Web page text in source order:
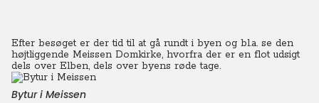
Efter besøget er der tid til at gå rundt i byen og bl.a. se den
højtliggende Meissen Domkirke, hvorfra der er en flot udsigt
dels over Elben, dels over byens røde tage.
Bytur i Meissen